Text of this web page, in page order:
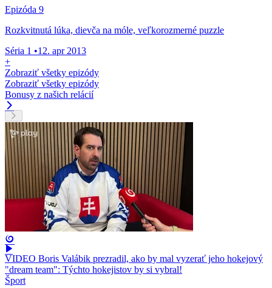
Epizóda 9
Rozkvitnutá lúka, dievča na móle, veľkorozmerné puzzle
Séria 1 •12. apr 2013
+
Zobraziť všetky epizódy
Zobraziť všetky epizódy
Bonusy z našich relácií
VIDEO Boris Valábik prezradil, ako by mal vyzerať jeho hokejový
"dream team": Týchto hokejistov by si vybral!
Šport